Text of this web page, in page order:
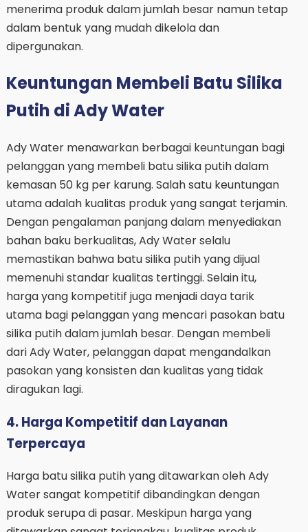
menerima produk dalam jumlah besar namun tetap
dalam bentuk yang mudah dikelola dan
dipergunakan.
Keuntungan Membeli Batu Silika
Putih di Ady Water
Ady Water menawarkan berbagai keuntungan bagi
pelanggan yang membeli batu silika putih dalam
kemasan 50 kg per karung. Salah satu keuntungan
utama adalah kualitas produk yang sangat terjamin.
Dengan pengalaman panjang dalam menyediakan
bahan baku berkualitas, Ady Water selalu
memastikan bahwa batu silika putih yang dijual
memenuhi standar kualitas tertinggi. Selain itu,
harga yang kompetitif juga menjadi daya tarik
utama bagi pelanggan yang mencari pasokan batu
silika putih dalam jumlah besar. Dengan membeli
dari Ady Water, pelanggan dapat mengandalkan
pasokan yang konsisten dan kualitas yang tidak
diragukan lagi.
4. Harga Kompetitif dan Layanan
Terpercaya
Harga batu silika putih yang ditawarkan oleh Ady
Water sangat kompetitif dibandingkan dengan
produk serupa di pasar. Meskipun harga yang